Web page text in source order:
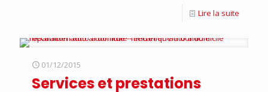
Lire la suite
01/12/2015
Services et prestations